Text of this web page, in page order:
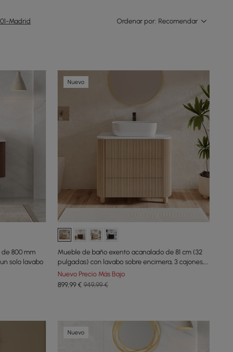
Madrid Ordenar por: Recomendar
800 mm
solo lavabo
Nuevo
Mueble de baño exento acanalado de 81 cm (32
pulgadas) con lavabo sobre encimera, 3 cajones,
encimera de piedra sinterizada
Nuevo Precio Más Bajo
899,99€ 949,99 €
Nuevo